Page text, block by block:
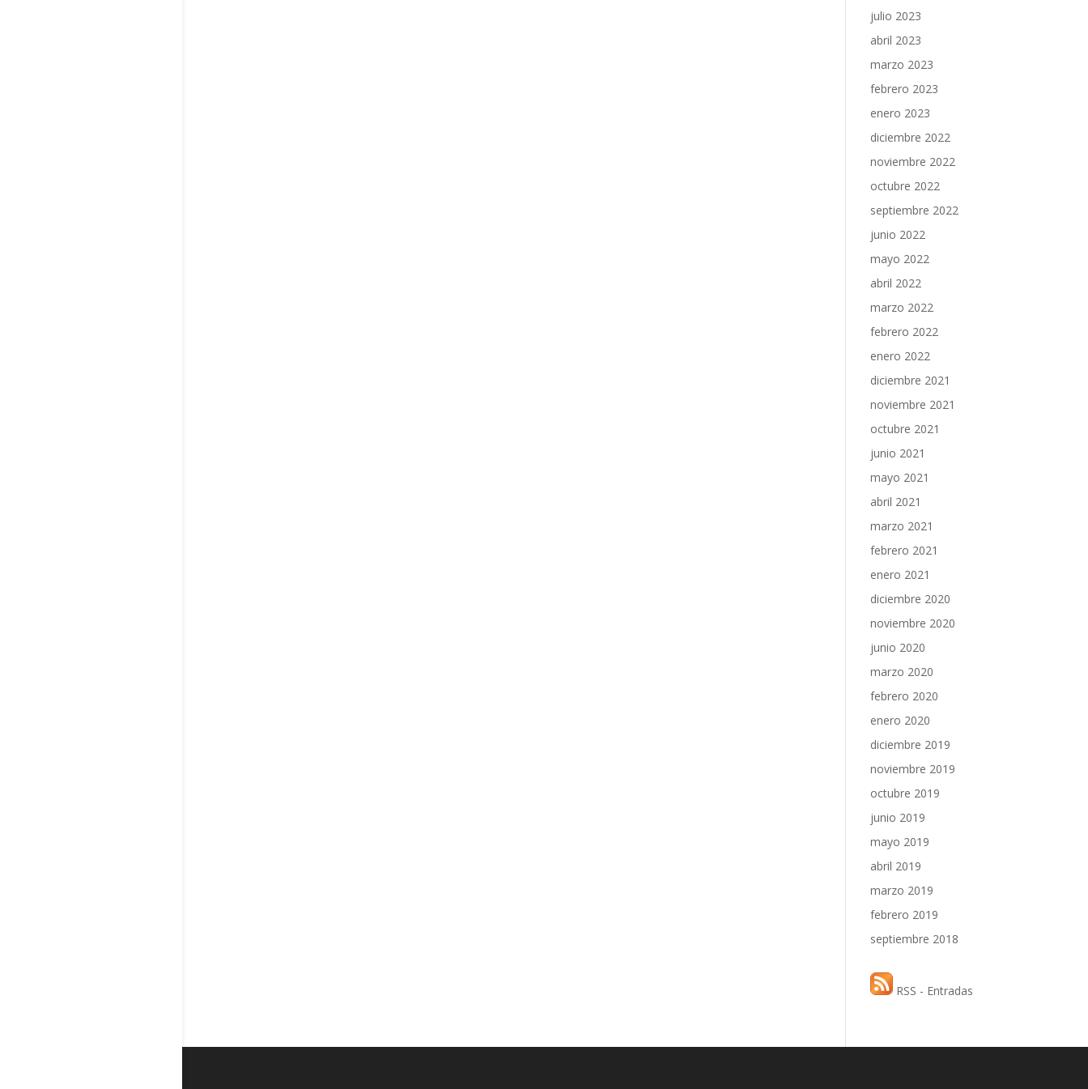
julio 2023
abril 2023
marzo 2023
febrero 2023
enero 2023
diciembre 2022
noviembre 2022
octubre 2022
septiembre 2022
junio 2022
mayo 2022
abril 2022
marzo 2022
febrero 2022
enero 2022
diciembre 2021
noviembre 2021
octubre 2021
junio 2021
mayo 2021
abril 2021
marzo 2021
febrero 2021
enero 2021
diciembre 2020
noviembre 2020
junio 2020
marzo 2020
febrero 2020
enero 2020
diciembre 2019
noviembre 2019
octubre 2019
junio 2019
mayo 2019
abril 2019
marzo 2019
febrero 2019
septiembre 2018
RSS - Entradas